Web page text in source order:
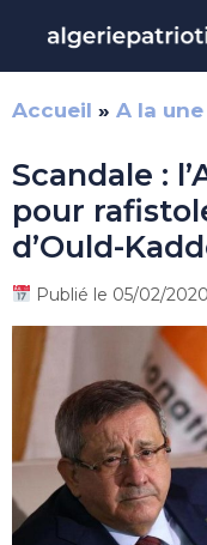
contenu
Accueil » A la une
Scandale :
pour
d’Ould-
Publié le 05/02/2020